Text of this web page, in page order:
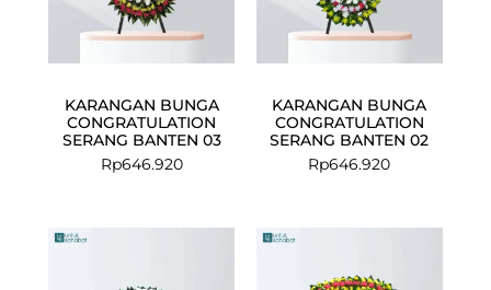
KARANGAN BUNGA
CONGRATULATION
SERANG BANTEN 03
Rp646.920
KARANGAN BUNGA
CONGRATULATION
SERANG BANTEN 02
Rp646.920